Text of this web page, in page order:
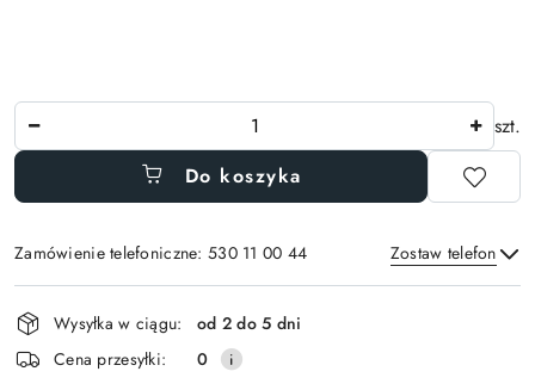
szt.
Do koszyka
Zamówienie telefoniczne: 530 11 00 44 Zostaw telefon
Wyślij
Dostępność
i
dostawa
Wysyłka w ciągu:
od 2 do 5 dni
Cena przesyłki:
0